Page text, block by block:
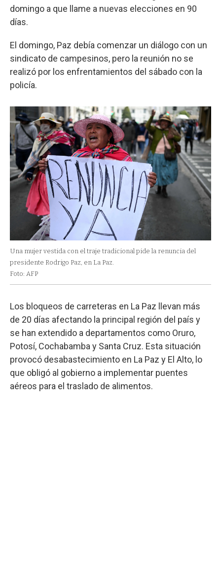
domingo a que llame a nuevas elecciones en 90
días.
El domingo, Paz debía comenzar un diálogo con un
sindicato de campesinos, pero la reunión no se
realizó por los enfrentamientos del sábado con la
policía.
Una mujer vestida con el traje tradicional pide la renuncia del
presidente Rodrigo Paz, en La Paz.
Foto: AFP
Los bloqueos de carreteras en La Paz llevan más
de 20 días afectando la principal región del país y
se han extendido a departamentos como Oruro,
Potosí, Cochabamba y Santa Cruz. Esta situación
provocó desabastecimiento en La Paz y El Alto, lo
que obligó al gobierno a implementar puentes
aéreos para el traslado de alimentos.